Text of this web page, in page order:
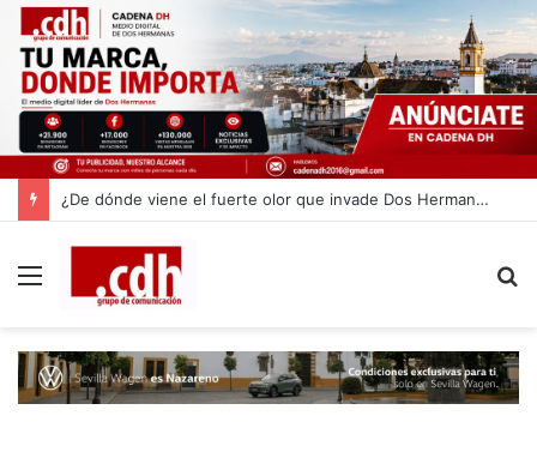
¿De dónde viene el fuerte olor que invade Dos Hermanas? Estas son las dos posibles causas
Menú